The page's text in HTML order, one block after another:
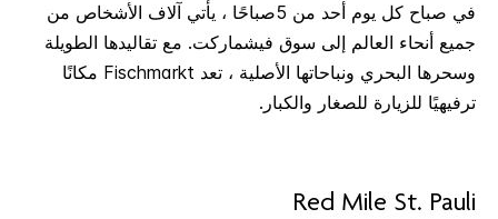
في صباح كل يوم أحد من 5صباحًا ، يأتي آلاف الأشخاص من
جميع أنحاء العالم إلى سوق فيشماركت. مع تقاليدها الطويلة
وسحرها البحري ونباحاتها الأصلية ، تعد Fischmarkt مكانًا
ترفيهيًا للزيارة للصغار والكبار.
Red Mile St. Pauli